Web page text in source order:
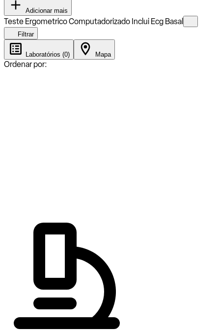
Adicionar mais
Teste Ergometrico Computadorizado Inclui Ecg Basal
Filtrar
Laboratórios (0) Mapa
Ordenar por: